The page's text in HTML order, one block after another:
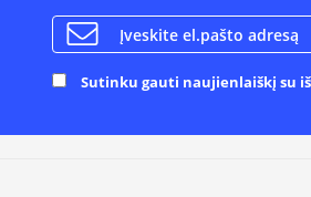
Sutinku gauti naujienlaiškį su